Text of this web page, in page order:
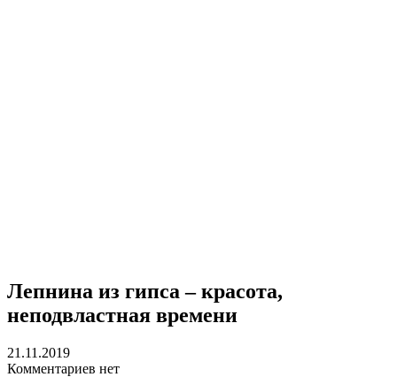
Лепнина из гипса – красота,
неподвластная времени
21.11.2019
Комментариев нет